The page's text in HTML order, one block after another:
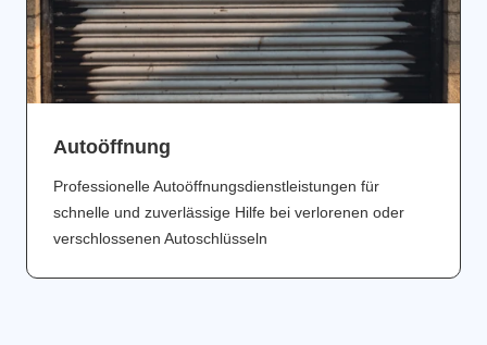
Аutoöffnung
Professionelle Autoöffnungsdienstleistungen für
schnelle und zuverlässige Hilfe bei verlorenen oder
verschlossenen Autoschlüsseln